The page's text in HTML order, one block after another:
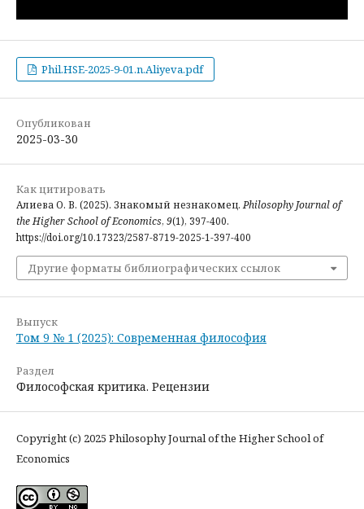
Phil.HSE-2025-9-01.n.Aliyeva.pdf
Опубликован
2025-03-30
Как цитировать
Алиева О. В. (2025). Знакомый незнакомец.Philosophy Journal of
the Higher School of Economics, 9(1), 397-400.
https://doi.org/10.17323/2587-8719-2025-1-397-400
Другие форматы библиографических ссылок
Выпуск
Том 9 № 1 (2025): Современная философия
Раздел
Философская критика. Рецензии
Copyright (c) 2025 Philosophy Journal of the Higher School of
Economics